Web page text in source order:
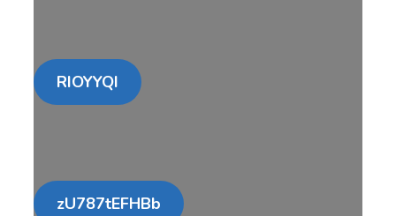
RIOYYQI
zU787tEFHBb